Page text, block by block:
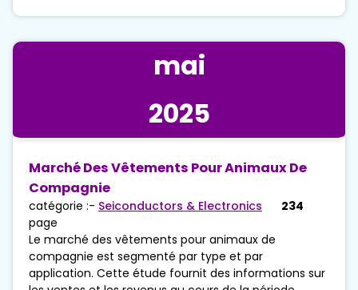
mai
2025
Marché Des Vêtements Pour Animaux De
Compagnie
catégorie :- Seiconductors & Electronics
234
page
Le marché des vêtements pour animaux de
compagnie est segmenté par type et par
application. Cette étude fournit des informations sur